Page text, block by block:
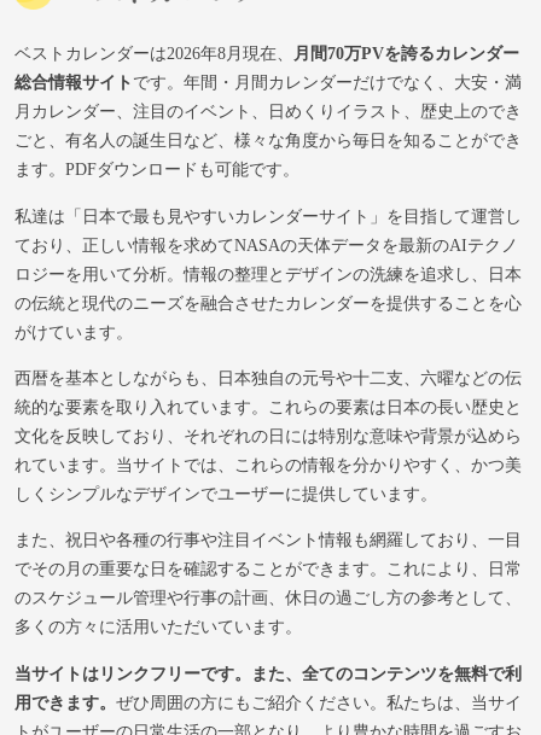
ベストカレンダーは2026年8月現在、
月間70万PVを誇るカレンダー
総合情報サイトです。年間・月間カレンダーだけでなく、大安・満
月カレンダー、注目のイベント、日めくりイラスト、歴史上のでき
ごと、有名人の誕生日など、様々な角度から毎日を知ることができ
ます。PDFダウンロードも可能です。
私達は「日本で最も見やすいカレンダーサイト」を目指して運営し
ており、正しい情報を求めてNASAの天体データを最新のAIテクノ
ロジーを用いて分析。情報の整理とデザインの洗練を追求し、日本
の伝統と現代のニーズを融合させたカレンダーを提供することを心
がけています。
西暦を基本としながらも、日本独自の元号や十二支、六曜などの伝
統的な要素を取り入れています。これらの要素は日本の長い歴史と
文化を反映しており、それぞれの日には特別な意味や背景が込めら
れています。当サイトでは、これらの情報を分かりやすく、かつ美
しくシンプルなデザインでユーザーに提供しています。
また、祝日や各種の行事や注目イベント情報も網羅しており、一目
でその月の重要な日を確認することができます。これにより、日常
のスケジュール管理や行事の計画、休日の過ごし方の参考として、
多くの方々に活用いただいています。
当サイトはリンクフリーです。また、全てのコンテンツを無料で利
用できます。 ぜひ周囲の方にもご紹介ください。私たちは、当サイ
トがユーザーの日常生活の一部となり、より豊かな時間を過ごすお